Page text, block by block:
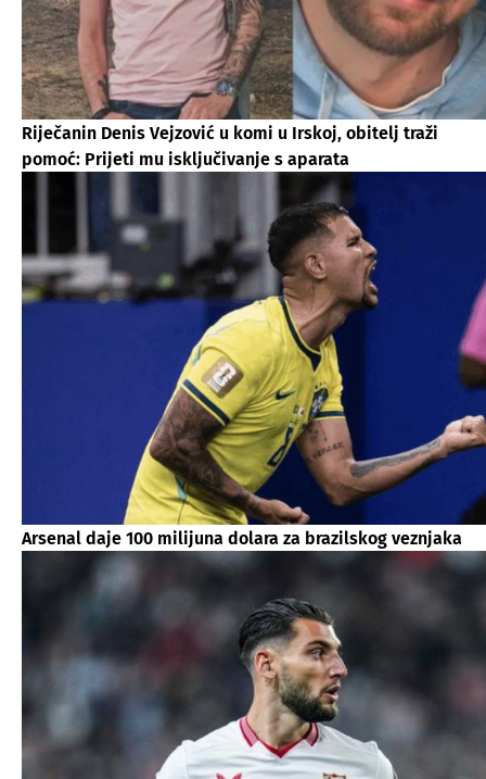
Riječanin Denis Vejzović u komi u Irskoj, obitelj traži
pomoć: Prijeti mu isključivanje s aparata
Arsenal daje 100 milijuna dolara za brazilskog veznjaka